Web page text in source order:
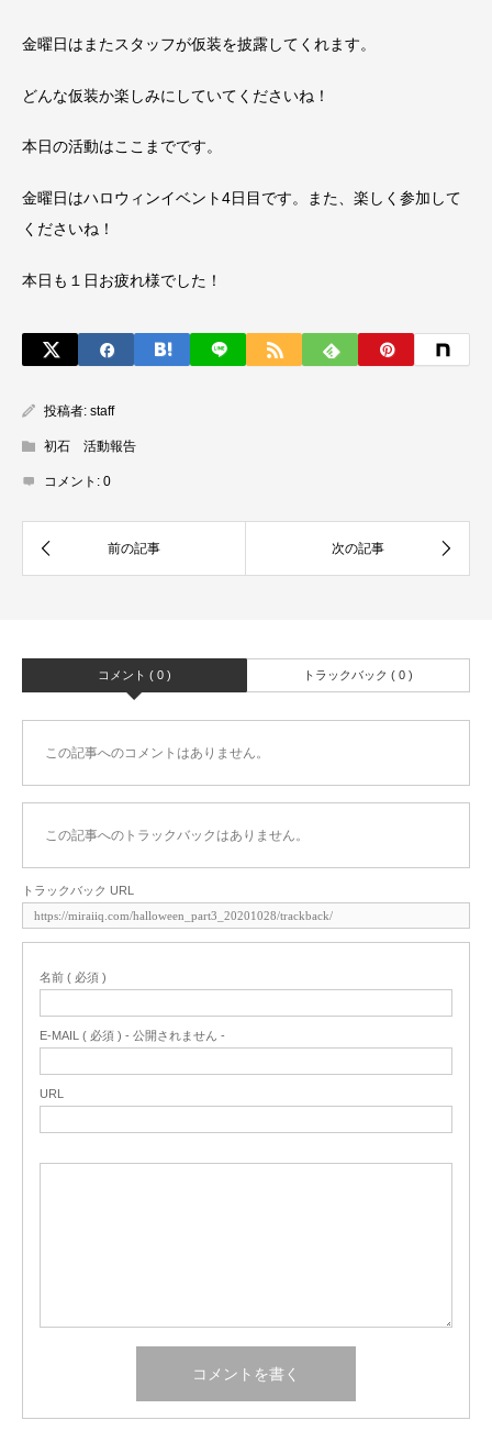
金曜日はまたスタッフが仮装を披露してくれます。
どんな仮装か楽しみにしていてくださいね！
本日の活動はここまでです。
金曜日はハロウィンイベント4日目です。また、楽しく参加して
くださいね！
本日も１日お疲れ様でした！
投稿者: staff
初石 活動報告
コメント: 0
コメント ( 0 ) トラックバック ( 0 )
この記事へのコメントはありません。
この記事へのトラックバックはありません。
トラックバック URL
名前 ( 必須 )
E-MAIL ( 必須 ) - 公開されません -
URL